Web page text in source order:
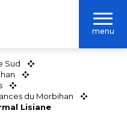
menu
Sud
du Morbihan
Lisiane